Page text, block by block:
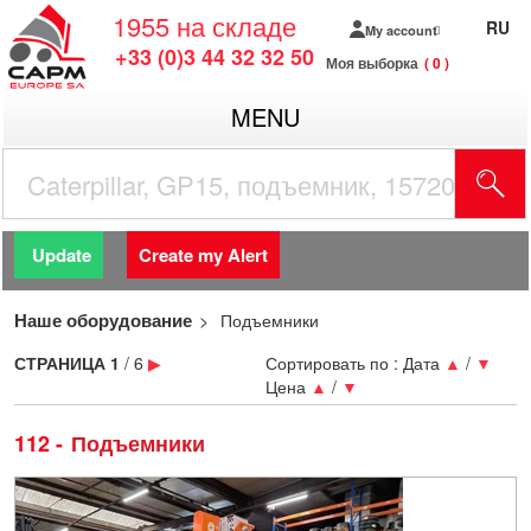
1955 на складе
+33 (0)3 44 32 32 50
My account
Моя выборка 0
RU
MENU
Update Create my Alert
Наше оборудование Подъемники
112 Подъемники
Сортировать по : Дата ▲ / ▼
Цена ▲ / ▼
СТРАНИЦА 1 / 6 ▶